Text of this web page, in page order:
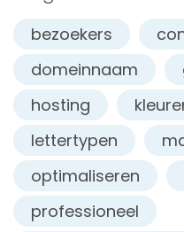
bezoekers
domeinnaam
hosting
lettertypen
optimaliseren
professioneel